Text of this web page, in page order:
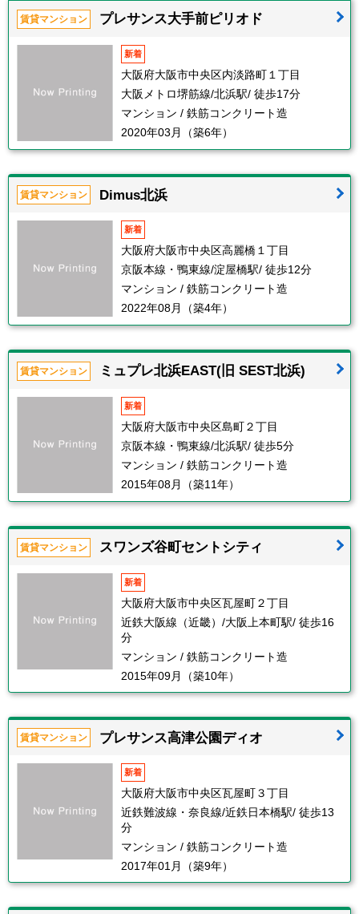
賃貸マンション プレサンス大手前ピリオド
新着
大阪府大阪市中央区内淡路町１丁目
大阪メトロ堺筋線/北浜駅/ 徒歩17分
マンション / 鉄筋コンクリート造
2020年03月（築6年）
賃貸マンション Dimus北浜
新着
大阪府大阪市中央区高麗橋１丁目
京阪本線・鴨東線/淀屋橋駅/ 徒歩12分
マンション / 鉄筋コンクリート造
2022年08月（築4年）
賃貸マンション ミュプレ北浜EAST(旧 SEST北浜)
新着
大阪府大阪市中央区島町２丁目
京阪本線・鴨東線/北浜駅/ 徒歩5分
マンション / 鉄筋コンクリート造
2015年08月（築11年）
賃貸マンション スワンズ谷町セントシティ
新着
大阪府大阪市中央区瓦屋町２丁目
近鉄大阪線（近畿）/大阪上本町駅/ 徒歩16
分
マンション / 鉄筋コンクリート造
2015年09月（築10年）
賃貸マンション プレサンス高津公園ディオ
新着
大阪府大阪市中央区瓦屋町３丁目
近鉄難波線・奈良線/近鉄日本橋駅/ 徒歩13
分
マンション / 鉄筋コンクリート造
2017年01月（築9年）